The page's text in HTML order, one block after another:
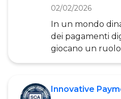
pagamento,
opportunità (e
concretamente
consumatori,
Ricerca
02/02/2026
In un mondo
dei pagamenti
giocano un
Negli anni i POS
tendenze del
Innovative